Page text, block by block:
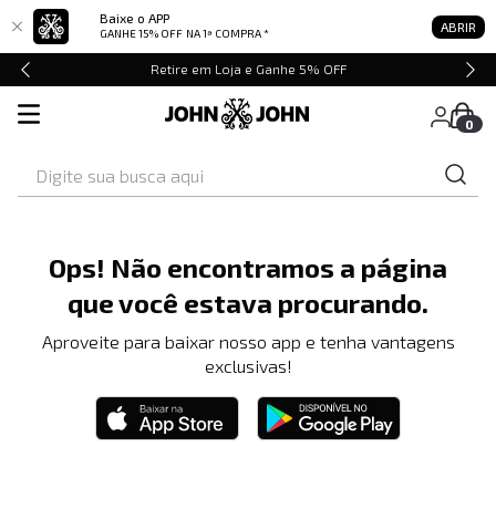
Baixe o APP
GANHE 15% OFF NA 1ª COMPRA * ABRIR
Retire em Loja e Ganhe 5% OFF
0
Ops! Não encontramos a página
que você estava procurando.
Aproveite para baixar nosso app e tenha vantagens
exclusivas!